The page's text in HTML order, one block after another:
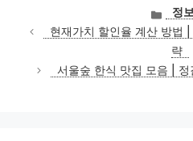
카
테
고
리
정
현재가치 할인율 계산 방법
략
서울숲 한식 맛집 모음 |